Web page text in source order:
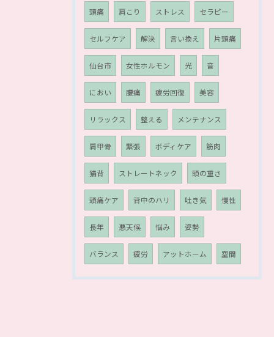
頭痛 肩こり ストレス セラピー
セルフケア 解決 言い換え 片頭痛
仙台市 女性ホルモン 光 音
におい 腰痛 疲労回復 美容
リラックス 整える メンテナンス
肩甲骨 緊張 ボディケア 筋肉
猫背 ストレートネック 頭の重さ
頭痛ケア 背中のハリ 吐き気 慢性
長年 悪天候 悩み 姿勢
バランス 疲労 アットホーム 空間